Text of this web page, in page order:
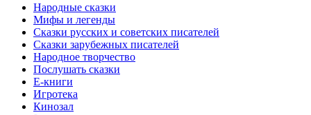
Народные сказки
Мифы и легенды
Сказки русских и советских писателей
Сказки зарубежных писателей
Народное творчество
Послушать сказки
Е-книги
Игротека
Кинозал